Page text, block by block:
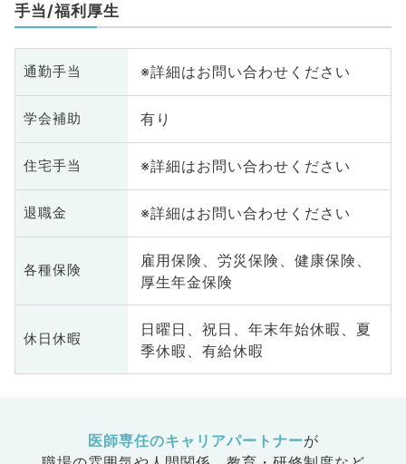
手当/福利厚生
通勤手当 ※詳細はお問い合わせください
学会補助 有り
住宅手当 ※詳細はお問い合わせください
退職金 ※詳細はお問い合わせください
各種保険
雇用保険、労災保険、健康保険、
厚生年金保険
休日休暇
日曜日、祝日、年末年始休暇、夏
季休暇、有給休暇
医師専任のキャリアパートナーが